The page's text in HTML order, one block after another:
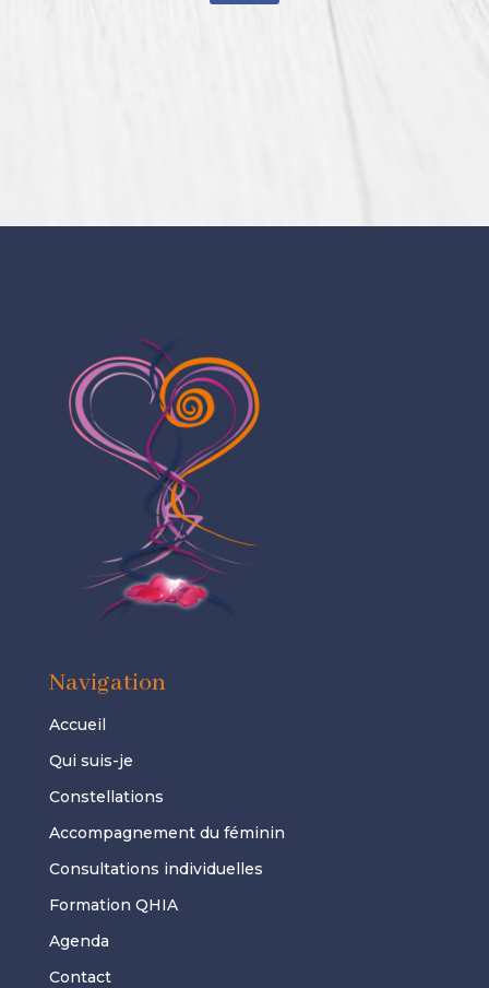
Navigation
Accueil
Qui suis-je
Constellations
Accompagnement du féminin
Consultations individuelles
Formation QHIA
Agenda
Contact